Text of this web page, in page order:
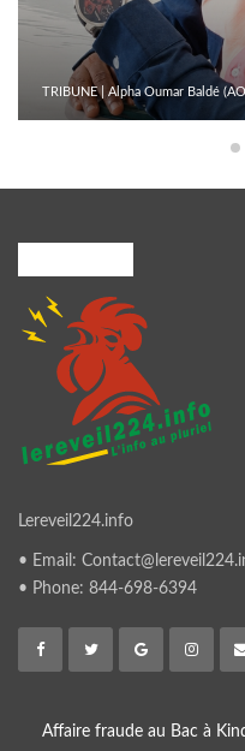
TRIBUNE | Alpha Oumar Baldé
Lereveil224.info
• Email:
• Phone: 844-698-6394
Affaire fraude au Bac à